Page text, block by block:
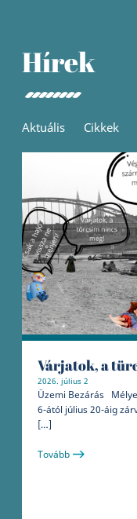
Hírek
Aktuális Cikkek
Várjatok, a
2026. július 2
Üzemi Bezárás
6-ától július 20-áig
[…]
Tovább